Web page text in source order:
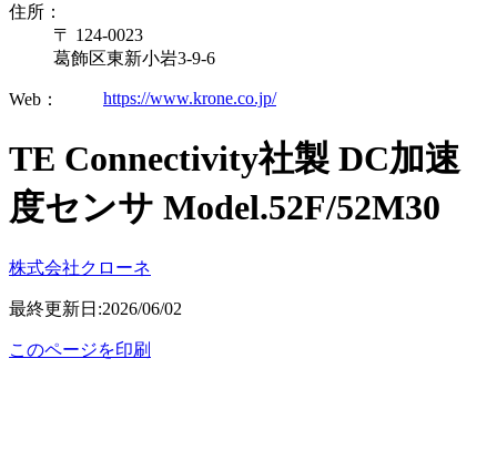
住所：
〒 124-0023
葛飾区東新小岩3-9-6
Web： https://www.krone.co.jp/
TE Connectivity社製 DC加速
度センサ Model.52F/52M30
株式会社クローネ
最終更新日:2026/06/02
このページを印刷